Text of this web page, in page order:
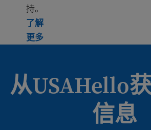
持。
了解
更多Learn more about What to
从USAHello
信息